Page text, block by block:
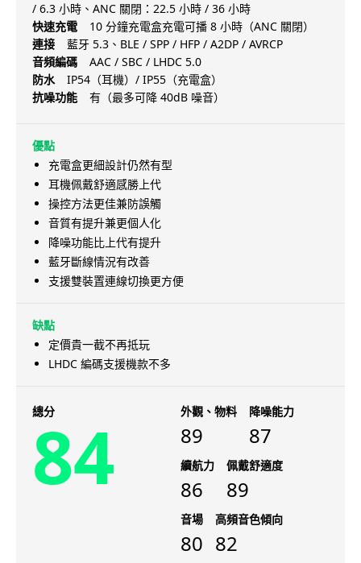
/ 6.3 小時、ANC 關閉：22.5 小時 / 36 小時
快速充電
10 分鐘充電盒充電可播 8 小時（ANC 關閉）
連接
藍牙 5.3、BLE / SPP / HFP / A2DP / AVRCP
音頻編碼
AAC / SBC / LHDC 5.0
防水
IP54（耳機）/ IP55（充電盒）
抗噪功能
有（最多可降 40dB 噪音）
優點
充電盒更細設計仍然有型
耳機佩戴舒適感勝上代
操控方法更佳兼防誤觸
音質有提升兼更個人化
降噪功能比上代有提升
藍牙斷線情況有改善
支援雙裝置連線切換更方便
缺點
定價貴一截不再抵玩
LHDC 編碼支援機款不多
總分
84 外觀、物料
89
降噪能力
87
續航力
86
佩戴舒適度
89
音場
80
高頻音色傾向
82